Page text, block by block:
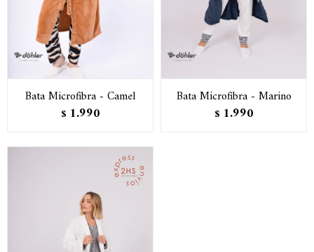
Bata Microfibra - Camel
$ 1.990
Bata Microfibra - Marino
$ 1.990